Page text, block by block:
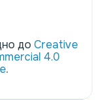
до Creative
4.0
.